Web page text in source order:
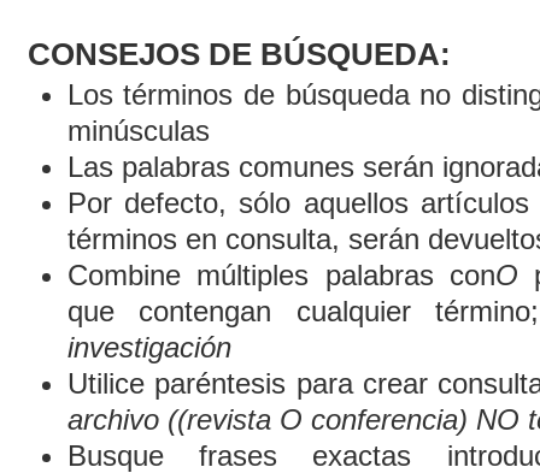
CONSEJOS DE BÚSQUEDA:
Los términos de búsqueda no
minúsculas
Las palabras comunes serán
Por defecto, sólo aquellos artículos
términos en consulta, serán
Combine múltiples palabras conO
que contengan cualquier
investigación
Utilice paréntesis para crear
archivo ((revista O conferencia) NO
Busque frases exactas